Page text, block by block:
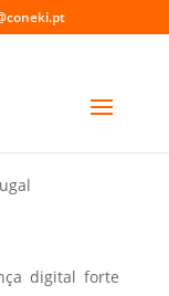
Nova
digital forte